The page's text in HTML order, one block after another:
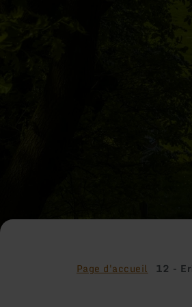
Page d'accueil 12 -